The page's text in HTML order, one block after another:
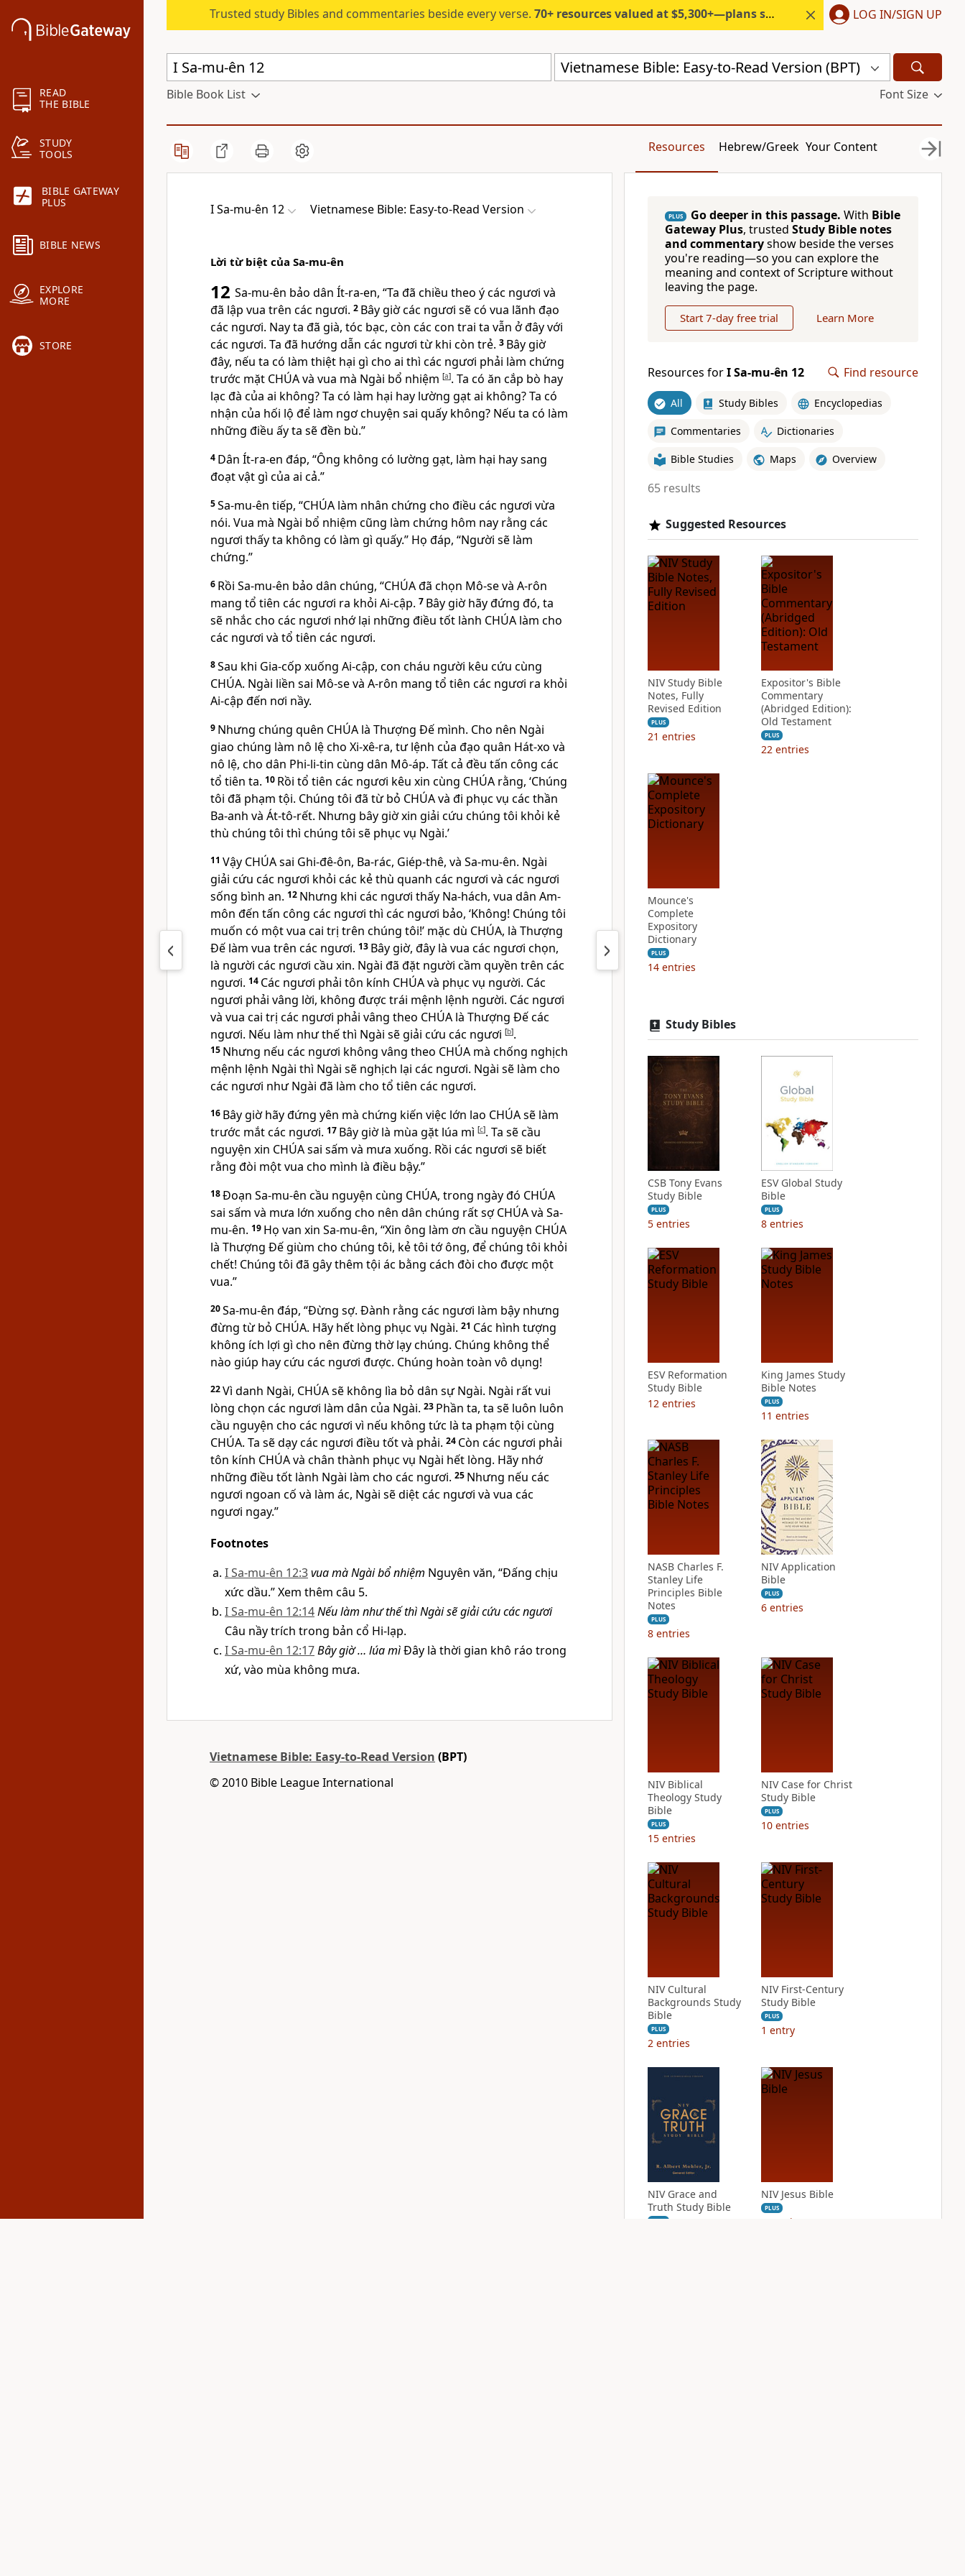
READ
THE BIBLE
STUDY
TOOLS
BIBLE GATEWAY
PLUS
BIBLE NEWS
EXPLORE
MORE
STORE
Trusted study Bibles and commentaries beside every verse. 70+ resources valued at $5,300+—plans start under $6/month. LOG IN/SIGN UP
Vietnamese Bible: Easy-to-Read Version (BPT)
Bible Book List Font Size
Resources Hebrew/Greek Your Content
I Sa-mu-ên 12 Vietnamese Bible: Easy-to-Read Version
Lời từ biệt của Sa-mu-ên
12 Sa-mu-ên bảo dân Ít-ra-en, “Ta đã chiều theo ý các ngươi và
đã lập vua trên các ngươi. 2 Bây giờ các ngươi sẽ có vua lãnh đạo
các ngươi. Nay ta đã già, tóc bạc, còn các con trai ta vẫn ở đây với
các ngươi. Ta đã hướng dẫn các ngươi từ khi còn trẻ. 3 Bây giờ
đây, nếu ta có làm thiệt hại gì cho ai thì các ngươi phải làm chứng
trước mặt CHÚA và vua mà Ngài bổ nhiệm [a]. Ta có ăn cắp bò hay
lạc đà của ai không? Ta có làm hại hay lường gạt ai không? Ta có
nhận của hối lộ để làm ngơ chuyện sai quấy không? Nếu ta có làm
những điều ấy ta sẽ đền bù.”
4 Dân Ít-ra-en đáp, “Ông không có lường gạt, làm hại hay sang
đoạt vật gì của ai cả.”
5Sa-mu-ên tiếp, “CHÚA làm nhân chứng cho điều các ngươi vừa
nói. Vua mà Ngài bổ nhiệm cũng làm chứng hôm nay rằng các
ngươi thấy ta không có làm gì quấy.” Họ đáp, “Người sẽ làm
chứng.”
6 Rồi Sa-mu-ên bảo dân chúng, “CHÚA đã chọn Mô-se và A-rôn
mang tổ tiên các ngươi ra khỏi Ai-cập. 7 Bây giờ hãy đứng đó, ta
sẽ nhắc cho các ngươi nhớ lại những điều tốt lành CHÚA làm cho
các ngươi và tổ tiên các ngươi.
8Sau khi Gia-cốp xuống Ai-cập, con cháu người kêu cứu cùng
CHÚA. Ngài liền sai Mô-se và A-rôn mang tổ tiên các ngươi ra khỏi
Ai-cập đến nơi nầy.
9 Nhưng chúng quên CHÚA là Thượng Đế mình. Cho nên Ngài
giao chúng làm nô lệ cho Xi-xê-ra, tư lệnh của đạo quân Hát-xo và
nô lệ, cho dân Phi-li-tin cùng dân Mô-áp. Tất cả đều tấn công các
tổ tiên ta. 10 Rồi tổ tiên các ngươi kêu xin cùng CHÚA rằng, ‘Chúng
tôi đã phạm tội. Chúng tôi đã từ bỏ CHÚA và đi phục vụ các thần
Ba-anh và Át-tô-rết. Nhưng bây giờ xin giải cứu chúng tôi khỏi kẻ
thù chúng tôi thì chúng tôi sẽ phục vụ Ngài.’
11 Vậy CHÚA sai Ghi-đê-ôn, Ba-rác, Giép-thê, và Sa-mu-ên. Ngài
giải cứu các ngươi khỏi các kẻ thù quanh các ngươi và các ngươi
sống bình an. 12 Nhưng khi các ngươi thấy Na-hách, vua dân Am-
môn đến tấn công các ngươi thì các ngươi bảo, ‘Không! Chúng tôi
muốn có một vua cai trị trên chúng tôi!’ mặc dù CHÚA, là Thượng
Đế làm vua trên các ngươi. 13 Bây giờ, đây là vua các ngươi chọn,
là người các ngươi cầu xin. Ngài đã đặt người cầm quyền trên các
ngươi. 14 Các ngươi phải tôn kính CHÚA và phục vụ người. Các
ngươi phải vâng lời, không được trái mệnh lệnh người. Các ngươi
và vua cai trị các ngươi phải vâng theo CHÚA là Thượng Đế các
ngươi. Nếu làm như thế thì Ngài sẽ giải cứu các ngươi [b].
15 Nhưng nếu các ngươi không vâng theo CHÚA mà chống nghịch
mệnh lệnh Ngài thì Ngài sẽ nghịch lại các ngươi. Ngài sẽ làm cho
các ngươi như Ngài đã làm cho tổ tiên các ngươi.
16 Bây giờ hãy đứng yên mà chứng kiến việc lớn lao CHÚA sẽ làm
trước mắt các ngươi. 17 Bây giờ là mùa gặt lúa mì [c]. Ta sẽ cầu
nguyện xin CHÚA sai sấm và mưa xuống. Rồi các ngươi sẽ biết
rằng đòi một vua cho mình là điều bậy.”
18Đoạn Sa-mu-ên cầu nguyện cùng CHÚA, trong ngày đó CHÚA
sai sấm và mưa lớn xuống cho nên dân chúng rất sợ CHÚA và Sa-
mu-ên. 19 Họ van xin Sa-mu-ên, “Xin ông làm ơn cầu nguyện CHÚA
là Thượng Đế giùm cho chúng tôi, kẻ tôi tớ ông, để chúng tôi khỏi
chết! Chúng tôi đã gây thêm tội ác bằng cách đòi cho được một
vua.”
20Sa-mu-ên đáp, “Đừng sợ. Đành rằng các ngươi làm bậy nhưng
đừng từ bỏ CHÚA. Hãy hết lòng phục vụ Ngài. 21 Các hình tượng
không ích lợi gì cho nên đừng thờ lạy chúng. Chúng không thể
nào giúp hay cứu các ngươi được. Chúng hoàn toàn vô dụng!
22Vì danh Ngài, CHÚA sẽ không lìa bỏ dân sự Ngài. Ngài rất vui
lòng chọn các ngươi làm dân của Ngài. 23 Phần ta, ta sẽ luôn luôn
cầu nguyện cho các ngươi vì nếu không tức là ta phạm tội cùng
CHÚA. Ta sẽ dạy các ngươi điều tốt và phải. 24 Còn các ngươi phải
tôn kính CHÚA và chân thành phục vụ Ngài hết lòng. Hãy nhớ
những điều tốt lành Ngài làm cho các ngươi. 25 Nhưng nếu các
ngươi ngoan cố và làm ác, Ngài sẽ diệt các ngươi và vua các
ngươi ngay.”
Footnotes
I Sa-mu-ên 12:3vua mà Ngài bổ nhiệm Nguyên văn, “Đấng chịu
xức dầu.” Xem thêm câu 5.
I Sa-mu-ên 12:14Nếu làm như thế thì Ngài sẽ giải cứu các ngươi
Câu nầy trích trong bản cổ Hi-lạp.
I Sa-mu-ên 12:17Bây giờ … lúa mìĐây là thời gian khô ráo trong
xứ, vào mùa không mưa.
Vietnamese Bible: Easy-to-Read Version (BPT)
© 2010 Bible League International
PLUS Go deeper in this passage. With Bible
Gateway Plus, trusted Study Bible notes
and commentaryshow beside the verses
you're reading—so you can explore the
meaning and context of Scripture without
leaving the page.
Start 7-day free trial Learn More
Resources forI Sa-mu-ên 12 Find resource
All Study Bibles Encyclopedias
Commentaries Dictionaries
Bible Studies Maps Overview
65 results
Suggested Resources
NIV Study Bible
Notes, Fully
Revised Edition
PLUS
21 entries
Expositor's Bible
Commentary
(Abridged Edition):
Old Testament
PLUS
22 entries
Mounce's
Complete
Expository
Dictionary
PLUS
14 entries
Study Bibles
CSB Tony Evans
Study Bible
PLUS
5 entries
ESV Global Study
Bible
PLUS
8 entries
ESV Reformation
Study Bible
12 entries
King James Study
Bible Notes
PLUS
11 entries
NASB Charles F.
Stanley Life
Principles Bible
Notes
PLUS
8 entries
NIV Application
Bible
PLUS
6 entries
NIV Biblical
Theology Study
Bible
PLUS
15 entries
NIV Case for Christ
Study Bible
PLUS
10 entries
NIV Cultural
Backgrounds Study
Bible
PLUS
2 entries
NIV First-Century
Study Bible
PLUS
1 entry
NIV Grace and
Truth Study Bible
PLUS
NIV Jesus Bible
PLUS
entries